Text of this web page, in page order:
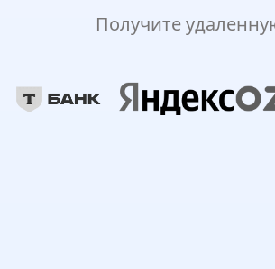
Получите